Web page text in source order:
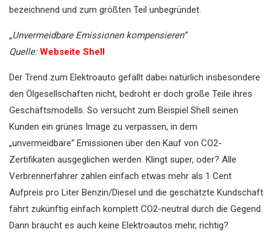
bezeichnend und zum größten Teil unbegründet.
„Unvermeidbare Emissionen kompensieren“
Quelle: Webseite Shell
Der Trend zum Elektroauto gefällt dabei natürlich insbesondere
den Ölgesellschaften nicht, bedroht er doch große Teile ihres
Geschäftsmodells. So versucht zum Beispiel Shell seinen
Kunden ein grünes Image zu verpassen, in dem
„unvermeidbare“ Emissionen über den Kauf von CO2-
Zertifikaten ausgeglichen werden. Klingt super, oder? Alle
Verbrennerfahrer zahlen einfach etwas mehr als 1 Cent
Aufpreis pro Liter Benzin/Diesel und die geschätzte Kundschaft
fährt zukünftig einfach komplett CO2-neutral durch die Gegend.
Dann braucht es auch keine Elektroautos mehr, richtig?